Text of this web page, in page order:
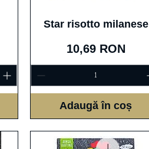
Afișare rapidă
Star risotto milanese
Preț
10,69 RON
Adaugă în coș